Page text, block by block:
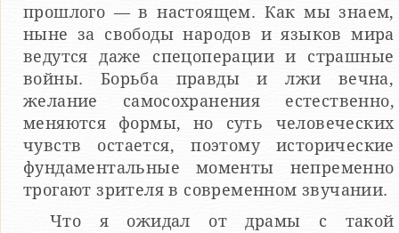
прошлого — в настоящем. Как мы знаем,
ныне за свободы народов и языков мира
ведутся даже спецоперации и страшные
войны. Борьба правды и лжи вечна,
желание самосохранения естественно,
меняются формы, но суть человеческих
чувств остается, поэтому исторические
фундаментальные моменты непременно
трогают зрителя в современном звучании.
Что я ожидал от драмы с такой